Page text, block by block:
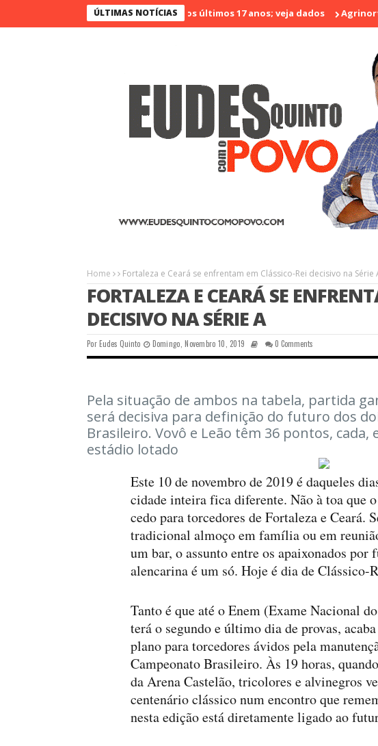
ÚLTIMAS NOTÍCIAS
no Ceará é o menos violento nos últimos 17 anos; veja dados Agrinort em
Home Fortaleza e Ceará se enfrentam em Clássico-Rei decisivo na Série
FORTALEZA E CEARÁ SE
DECISIVO NA SÉRIE A
PorEudes Quinto Domingo, Novembro 10, 2019 0 Comments
Pela situação de ambos na tabela, partida
será decisiva para definição do futuro dos
Brasileiro. Vovô e Leão têm 36 pontos,
estádio lotado
Este 10 de novembro de 2019 é daqueles
cidade inteira fica diferente. Não à toa que
cedo para torcedores de Fortaleza e Ceará.
tradicional almoço em família ou em
um bar, o assunto entre os apaixonados por
alencarina é um só. Hoje é dia de Clássico-
Tanto é que até o Enem (Exame Nacional
terá o segundo e último dia de provas,
plano para torcedores ávidos pela
Campeonato Brasileiro. Às 19 horas,
da Arena Castelão, tricolores e alvinegros
centenário clássico num encontro que
nesta edição está diretamente ligado ao